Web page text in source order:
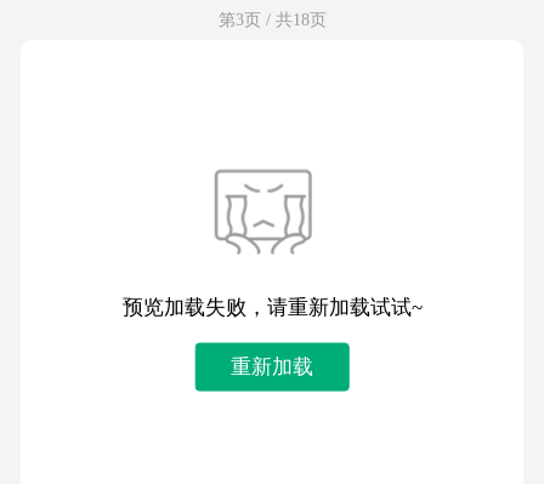
第3页 / 共18页
预览加载失败，请重新加载试试~
重新加载